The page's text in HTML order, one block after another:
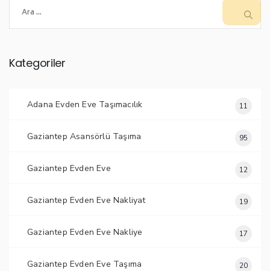
Kategoriler
Adana Evden Eve Taşımacılık 11
Gaziantep Asansörlü Taşıma 95
Gaziantep Evden Eve 12
Gaziantep Evden Eve Nakliyat 19
Gaziantep Evden Eve Nakliye 17
Gaziantep Evden Eve Taşıma 20